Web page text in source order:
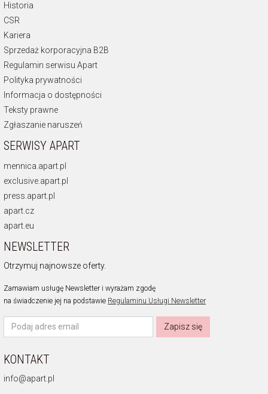
Historia
CSR
Kariera
Sprzedaż korporacyjna B2B
Regulamin serwisu Apart
Polityka prywatności
Informacja o dostępności
Teksty prawne
Zgłaszanie naruszeń
SERWISY APART
mennica.apart.pl
exclusive.apart.pl
press.apart.pl
apart.cz
apart.eu
NEWSLETTER
Otrzymuj najnowsze oferty.
Zamawiam usługę Newsletter i wyrażam zgodę
na świadczenie jej na podstawie Regulaminu Usługi Newsletter
Zapisz się
KONTAKT
info@apart.pl